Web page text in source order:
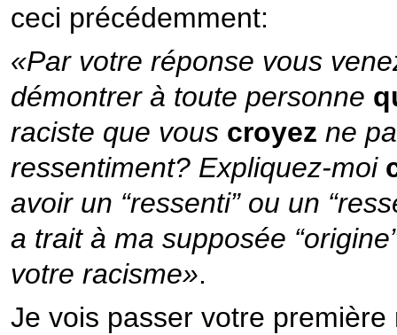
ceci précédemment:
«Par votre réponse vous
démontrer à toute personne
raciste que vous croyez ne
ressentiment? Expliquez-moi
avoir un “ressenti” ou un
a trait à ma supposée
votre racisme».
Je vois passer votre